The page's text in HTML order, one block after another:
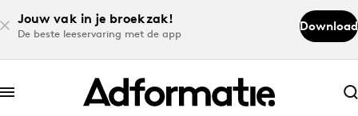
Jouw vak in je broekzak!
De beste leeservaring met de app
Download
Abonneer nu
Abonneer nu